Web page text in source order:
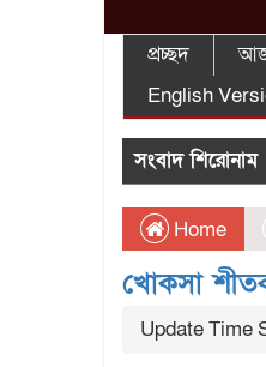
প্রচ্ছদ
English
সংবাদ শিরোনাম
Home
খোকসা
Update Time